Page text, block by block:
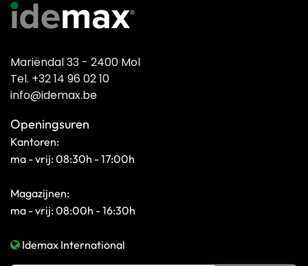
Mariëndal 33 - 2400 Mol
Tel. +32 14 96 02 10
info@idemax.be
Openingsuren
Kantoren:
ma - vrij: 08:30h - 17:00h
Magazijnen:
ma - vrij: 08:00h - 16:30h
Idemax International